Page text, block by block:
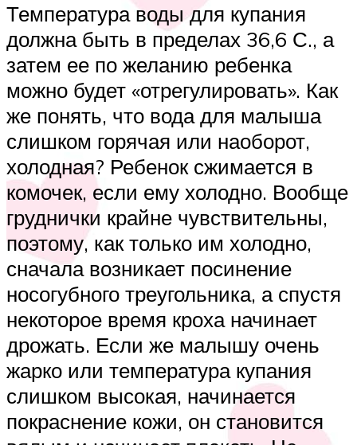
Температура воды для купания
должна быть в пределах 36,6 С., а
затем ее по желанию ребенка
можно будет «отрегулировать». Как
же понять, что вода для малыша
слишком горячая или наоборот,
холодная? Ребенок сжимается в
комочек, если ему холодно. Вообще
груднички крайне чувствительны,
поэтому, как только им холодно,
сначала возникает посинение
носогубного треугольника, а спустя
некоторое время кроха начинает
дрожать. Если же малышу очень
жарко или температура купания
слишком высокая, начинается
покраснение кожи, он становится